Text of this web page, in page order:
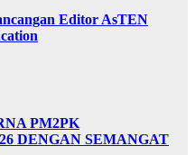
Editor AsTEN
PM2PK
DENGAN SEMANGAT